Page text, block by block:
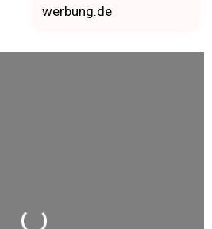
werbung.de
Wird geladen …